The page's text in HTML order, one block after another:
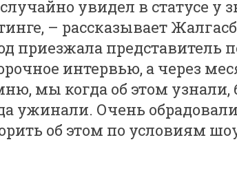
увидел в статусе
– рассказывает
приезжала представитель
интервью, а через
мы когда об этом узнали,
ужинали. Очень
об этом по условиям